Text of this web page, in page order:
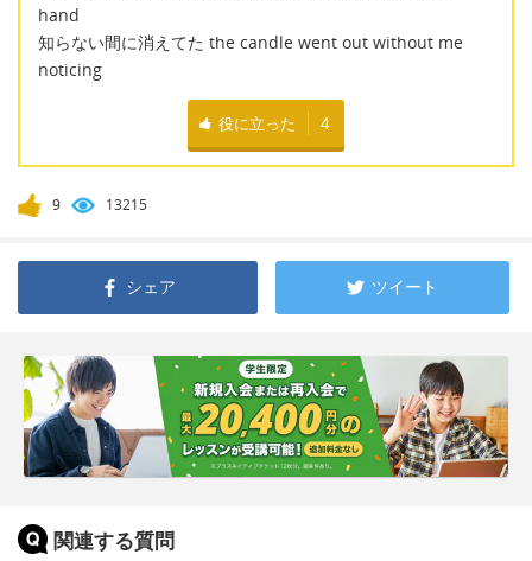
hand
知らない間に消えてた the candle went out without me
noticing
役に立った 4
9 13215
シェア ツイート
関連する質問